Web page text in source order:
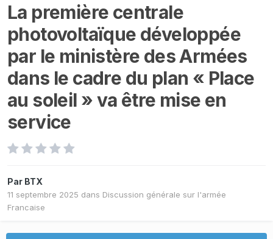
La première centrale
photovoltaïque développée
par le ministère des Armées
dans le cadre du plan « Place
au soleil » va être mise en
service
Par BTX
11 septembre 2025 dans Discussion générale sur l'armée
Francaise